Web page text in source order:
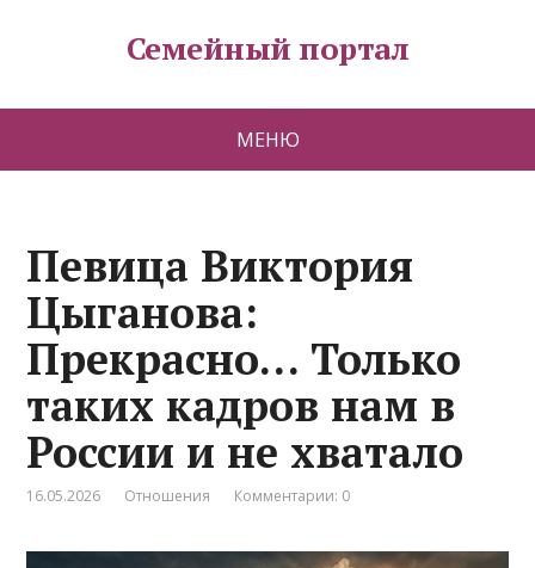
Семейный портал
МЕНЮ
Певица Виктория
Цыганова:
Прекрасно… Только
таких кадров нам в
России и не хватало
16.05.2026 Отношения Комментарии: 0